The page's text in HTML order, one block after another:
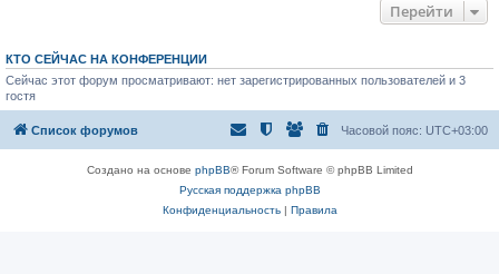
Перейти
КТО СЕЙЧАС НА КОНФЕРЕНЦИИ
Сейчас этот форум просматривают: нет зарегистрированных пользователей и 3
гостя
Список форумов Часовой пояс: UTC+03:00
Создано на основе phpBB® Forum Software © phpBB Limited
Русская поддержка phpBB
Конфиденциальность| Правила